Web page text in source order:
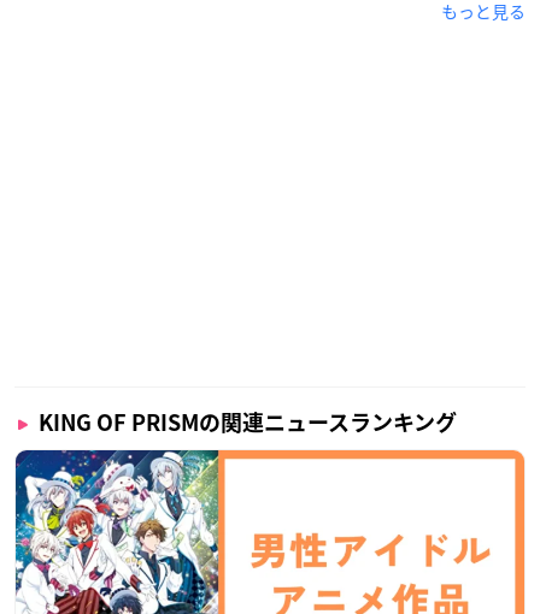
もっと見る
KING OF PRISMの関連ニュースランキング